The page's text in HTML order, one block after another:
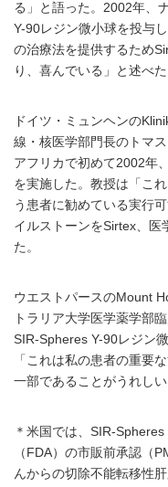
る」と語った。2002年、
Y-90レジン微小球を投与
の治療法を提供するため
り、喜んでいる」と述べた
ドイツ・ミュンヘンの
線・核医学部門長のトマ
アフリカで初めて2002年
を実施した。教授は「こ
う患者に勧めている実行
イルストーンをSirtex、医
た。
ウエストパースのMount
トラリア大学医学薬学部
SIR-Spheres Y-90レジン
「これは私の患者の重要
一部であることがうれしい
＊米国では、SIR-
（FDA）の市販前承認（
んからの切除不能転移性